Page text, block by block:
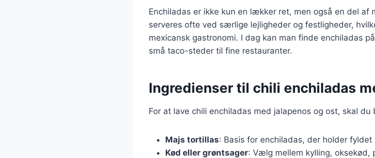
Enchiladas er ikke kun en lækker ret, men også en del af
serveres ofte ved særlige lejligheder og festligheder,
mexicansk gastronomi. I dag kan man finde enchiladas
små taco-steder til fine restauranter.
Ingredienser til chili enchiladas
For at lave chili enchiladas med jalapenos og ost, skal
Majs tortillas: Basis for enchiladas, der holder fyldet
Kød eller grøntsager: Vælg mellem kylling, oksekød,